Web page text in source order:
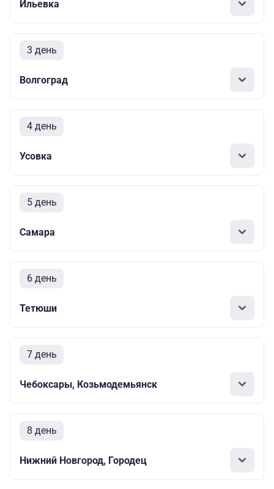
Ильевка
3 день
Волгоград
4 день
Усовка
5 день
Самара
6 день
Тетюши
7 день
Чебоксары, Козьмодемьянск
8 день
Нижний Новгород, Городец